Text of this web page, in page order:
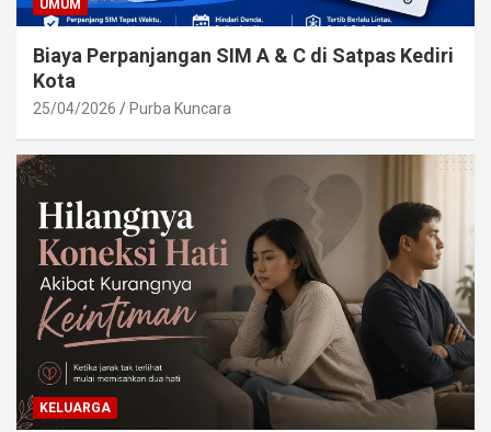
UMUM
Biaya Perpanjangan SIM A & C di Satpas Kediri
Kota
25/04/2026 Purba Kuncara
KELUARGA